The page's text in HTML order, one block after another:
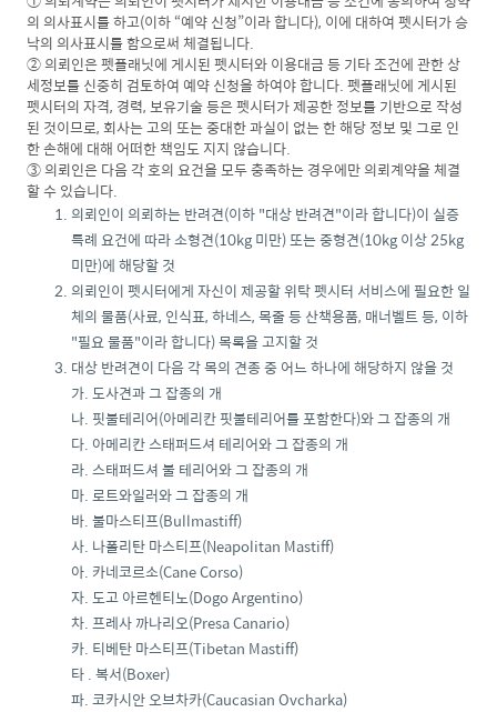
의 의사표시를 하고(이하 “예약 신청”이라 합니다), 이에 대하여 펫시터가 승
낙의 의사표시를 함으로써 체결됩니다.
② 의뢰인은 펫플래닛에 게시된 펫시터와 이용대금 등 기타 조건에 관한 상
세정보를 신중히 검토하여 예약 신청을 하여야 합니다. 펫플래닛에 게시된
펫시터의 자격, 경력, 보유기술 등은 펫시터가 제공한 정보를 기반으로 작성
된 것이므로, 회사는 고의 또는 중대한 과실이 없는 한 해당 정보 및 그로 인
한 손해에 대해 어떠한 책임도 지지 않습니다.
③ 의뢰인은 다음 각 호의 요건을 모두 충족하는 경우에만 의뢰계약을 체결
할 수 있습니다.
의뢰인이 의뢰하는 반려견(이하 "대상 반려견"이라 합니다)이 실증
특례 요건에 따라 소형견(10kg 미만) 또는 중형견(10kg 이상 25kg
미만)에 해당할 것
의뢰인이 펫시터에게 자신이 제공할 위탁 펫시터 서비스에 필요한 일
체의 물품(사료, 인식표, 하네스, 목줄 등 산책용품, 매너벨트 등, 이하
"필요 물품"이라 합니다) 목록을 고지할 것
대상 반려견이 다음 각 목의 견종 중 어느 하나에 해당하지 않을 것
가. 도사견과 그 잡종의 개
나. 핏불테리어(아메리칸 핏불테리어를 포함한다)와 그 잡종의 개
다. 아메리칸 스태퍼드셔 테리어와 그 잡종의 개
라. 스태퍼드셔 불 테리어와 그 잡종의 개
마. 로트와일러와 그 잡종의 개
바. 불마스티프(Bullmastiff)
사. 나폴리탄 마스티프(Neapolitan Mastiff)
아. 카네코르소(Cane Corso)
자. 도고 아르헨티노(Dogo Argentino)
차. 프레사 까나리오(Presa Canario)
카. 티베탄 마스티프(Tibetan Mastiff)
타 . 복서(Boxer)
파. 코카시안 오브차카(Caucasian Ovcharka)